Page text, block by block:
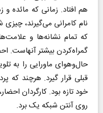
هم افتاد. زمانی که مائده و
نام کامرانی می‌گیرند،
که تمام نشانه‌ها و
گمراه‌کردن بیشتر آنهاست.
حال‌وهوای ماورایی را به
قبلی قرار گیرد. هرچند که
روی آنتن شبکه یک برد.